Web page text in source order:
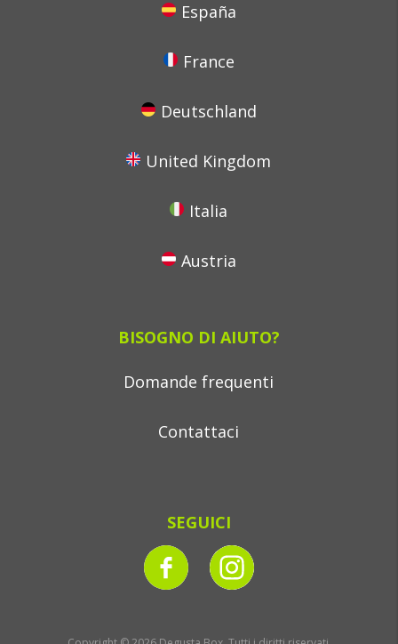
España
France
Deutschland
United Kingdom
Italia
Austria
BISOGNO DI AIUTO?
Domande frequenti
Contattaci
SEGUICI